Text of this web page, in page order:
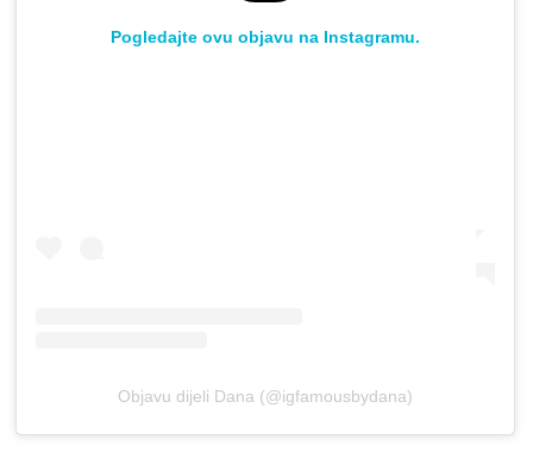
Pogledajte ovu objavu na Instagramu.
Objavu dijeli Dana (@igfamousbydana)